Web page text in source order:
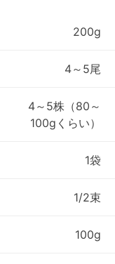
200g
4～5尾
4～5株（80～
100gくらい）
1袋
1/2束
100g